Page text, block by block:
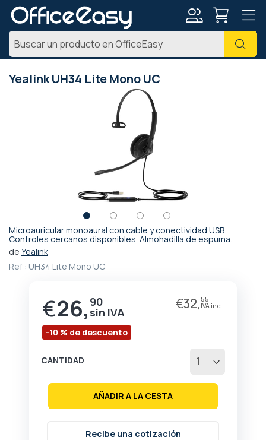
Yealink UH34 Lite Mono UC
Microauricular monoaural con cable y conectividad USB.
Controles cercanos disponibles. Almohadilla de espuma.
de Yealink
Ref : UH34 Lite Mono UC
Precio
especial
€26, 90 €32, 55
-10 % de descuento
CANTIDAD
AÑADIR A LA CESTA
Recibe una cotización
Saltar
al
de